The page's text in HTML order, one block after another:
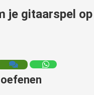
je gitaarspel op